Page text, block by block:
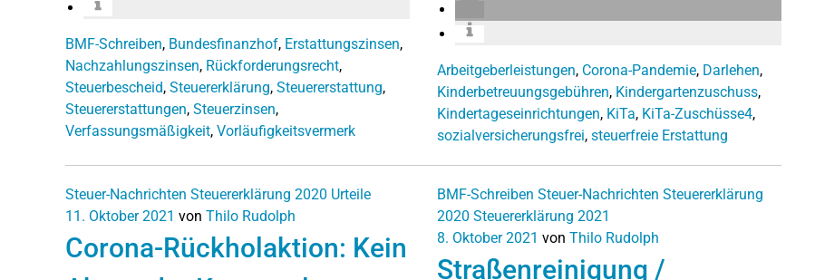
BMF-Schreiben, Bundesfinanzhof, Erstattungszinsen,
Nachzahlungszinsen, Rückforderungsrecht,
Steuerbescheid, Steuererklärung, Steuererstattung,
Steuererstattungen, Steuerzinsen,
Verfassungsmäßigkeit, Vorläufigkeitsvermerk
Arbeitgeberleistungen, Corona-Pandemie, Darlehen,
Kinderbetreuungsgebühren, Kindergartenzuschuss,
Kindertageseinrichtungen, KiTa, KiTa-Zuschüsse4,
sozialversicherungsfrei, steuerfreie Erstattung
Steuer-Nachrichten Steuererklärung 2020 Urteile
11. Oktober 2021 von Thilo Rudolph
Corona-Rückholaktion: Kein
BMF-Schreiben Steuer-Nachrichten Steuererklärung
2020 Steuererklärung 2021
8. Oktober 2021 von Thilo Rudolph
Straßenreinigung /